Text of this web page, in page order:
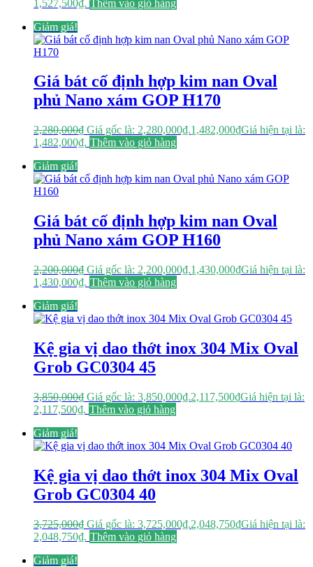
1,527,500₫. Thêm vào giỏ hàng
Giảm giá!
Giá bát cố định hợp kim nan Oval
phủ Nano xám GOP H170
2,280,000₫ Giá gốc là: 2,280,000₫.1,482,000₫Giá hiện tại là:
1,482,000₫. Thêm vào giỏ hàng
Giảm giá!
Giá bát cố định hợp kim nan Oval
phủ Nano xám GOP H160
2,200,000₫ Giá gốc là: 2,200,000₫.1,430,000₫Giá hiện tại là:
1,430,000₫. Thêm vào giỏ hàng
Giảm giá!
Kệ gia vị dao thớt inox 304 Mix Oval
Grob GC0304 45
3,850,000₫ Giá gốc là: 3,850,000₫.2,117,500₫Giá hiện tại là:
2,117,500₫. Thêm vào giỏ hàng
Giảm giá!
Kệ gia vị dao thớt inox 304 Mix Oval
Grob GC0304 40
3,725,000₫ Giá gốc là: 3,725,000₫.2,048,750₫Giá hiện tại là:
2,048,750₫. Thêm vào giỏ hàng
Giảm giá!